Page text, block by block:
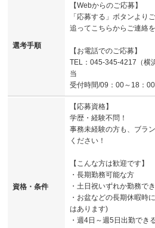
選考手順
【Webからのご応募】
「応募する」ボタンより
追ってこちらからご連絡
【お電話でのご応募】
TEL：045-345-4217（横
当
受付時間/09：00～18：00
資格・条件
【応募資格】
学歴・経験不問！
事務未経験の方も、ブラ
ください！
【こんな方は歓迎です】
・長期勤務可能な方
・土日祝いずれか勤務で
・お盆などの長期休暇時
はあります)
・週4日～週5日出勤でき